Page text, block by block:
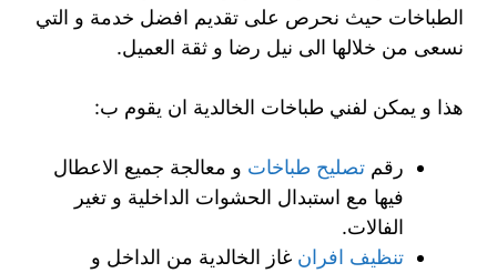
الطباخات حيث نحرص على تقديم افضل خدمة و التي
نسعى من خلالها الى نيل رضا و ثقة العميل.
هذا و يمكن لفني طباخات الخالدية ان يقوم ب:
رقم تصليح طباخات و معالجة جميع الاعطال
فيها مع استبدال الحشوات الداخلية و تغير
الفالات.
تنظيف افران غاز الخالدية من الداخل و